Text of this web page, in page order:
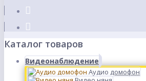
Каталог товаров
Видеонаблюдение
Аудио домофон